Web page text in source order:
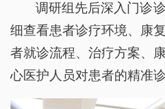
调研组先后深入门诊
细查看患者诊疗环境、康
者就诊流程、治疗方案、
心医护人员对患者的精准